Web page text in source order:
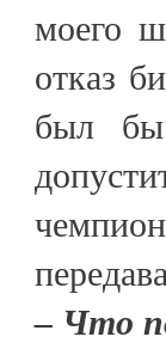
моего
отказ
был
– Что